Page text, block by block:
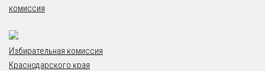
комиссия
Избирательная комиссия
Краснодарского края